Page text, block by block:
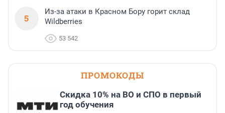
5
Из-за атаки в Красном Бору горит склад
Wildberries
53 542
ПРОМОКОДЫ
Скидка 10% на ВО и СПО в первый
год обучения